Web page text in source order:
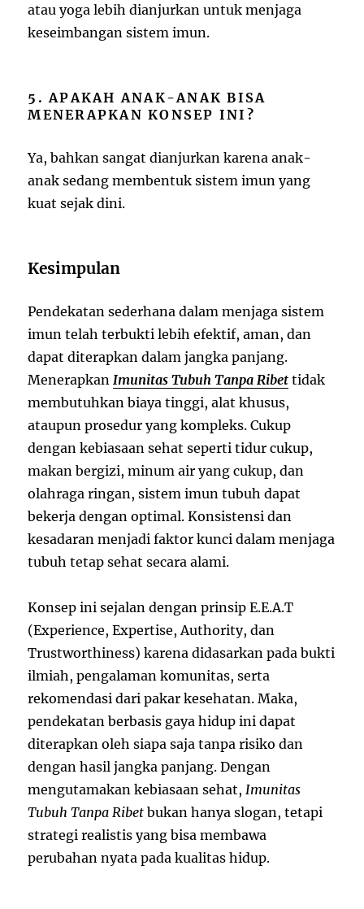
atau yoga lebih dianjurkan untuk menjaga
keseimbangan sistem imun.
5. APAKAH ANAK-ANAK BISA
MENERAPKAN KONSEP INI?
Ya, bahkan sangat dianjurkan karena anak-
anak sedang membentuk sistem imun yang
kuat sejak dini.
Kesimpulan
Pendekatan sederhana dalam menjaga sistem
imun telah terbukti lebih efektif, aman, dan
dapat diterapkan dalam jangka panjang.
Menerapkan Imunitas Tubuh Tanpa Ribet tidak
membutuhkan biaya tinggi, alat khusus,
ataupun prosedur yang kompleks. Cukup
dengan kebiasaan sehat seperti tidur cukup,
makan bergizi, minum air yang cukup, dan
olahraga ringan, sistem imun tubuh dapat
bekerja dengan optimal. Konsistensi dan
kesadaran menjadi faktor kunci dalam menjaga
tubuh tetap sehat secara alami.
Konsep ini sejalan dengan prinsip E.E.A.T
(Experience, Expertise, Authority, dan
Trustworthiness) karena didasarkan pada bukti
ilmiah, pengalaman komunitas, serta
rekomendasi dari pakar kesehatan. Maka,
pendekatan berbasis gaya hidup ini dapat
diterapkan oleh siapa saja tanpa risiko dan
dengan hasil jangka panjang. Dengan
mengutamakan kebiasaan sehat, Imunitas
Tubuh Tanpa Ribet bukan hanya slogan, tetapi
strategi realistis yang bisa membawa
perubahan nyata pada kualitas hidup.